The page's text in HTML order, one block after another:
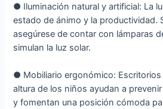
● Iluminación natural y artificial: La
estado de ánimo y la productividad.
asegúrese de contar con lámparas
simulan la luz solar.
● Mobiliario ergonómico: Escritorios
altura de los niños ayudan a
y fomentan una posición cómoda